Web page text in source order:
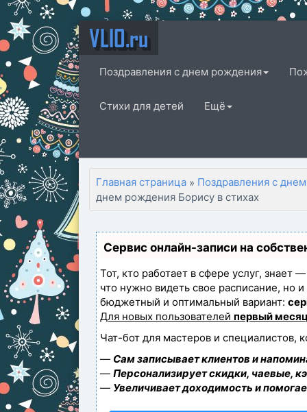
VLIO.ru
Поздравления с днем рождения
Стихи для детей Ещё
Главная страница » Поздравления с
днем рождения Борису в стихах
Сервис онлайн-записи на
Тот, кто работает в сфере услуг, знает
что нужно видеть свое расписание, но
бюджетный и оптимальный вариант:
Для новых пользователей первый
Чат-бот для мастеров и специалистов,
— Сам записывает клиентов и
— Персонализирует скидки, чаевые,
— Увеличивает доходимость и